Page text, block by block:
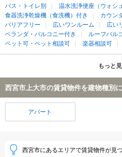
バス・トイレ別
温水洗浄便座（ウォシ
食器洗浄乾燥機（食洗機）付き
カウン
バリアフリー
広いワンルーム
広い
ベランダ・バルコニー付き
ルーフバル
ペット可・ペット相談可
楽器相談可
もっと
西宮市上大市の賃貸物件を建物種別
アパート
西宮市にあるエリアで賃貸物件が見